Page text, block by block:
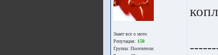
Знает все о мото
Репутация: 150
Группа: Посетители